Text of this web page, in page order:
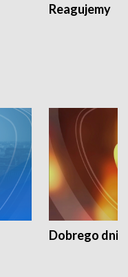
Reagujemy
Dobrego dnia